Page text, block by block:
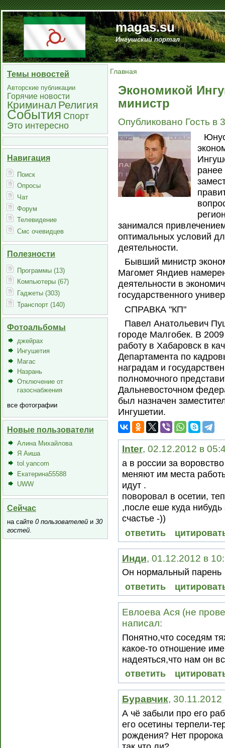
magas.su
Ингушский портал
Темы новостей
Авторские публикации
Горячие новости
Криминал Религия
События Спорт
Это интересно
Навигация
Поиск
Опросы
Чат
Форум
Телевидение
Смс очевидцев
Полезности
Программы (13)
Компьютеры (67)
Гаджеты (303)
Транспорт (140)
Фотоальбомы
джейрах
Ингушетия
Магас
Назрань
Отключение от
газоснабжения
все фотографии
Новые пользователи
Алина Михайлова
Я Аиша
tol.yancom
Екатерина55588
UWW
Сейчас
на сайте 0 пользователей и 30
гостей.
Главная
Экономикой
министр
Опубликовано Гость в
занимался
оптимальных условий
деятельности.
Бывший министр
Магомет Яндиев
деятельности в
государственного
СПРАВКА "КП"
Павел Анатольевич
городе Малгобек. В
работу в Хабаровск в
Департамента по
наградам и
полномочного
Дальневосточном
был назначен
Ингушетии.
Inter, 02.12.2012 в
а в россии за
меняют им места
идут .
поворовал в осетии,
,после еше куда нибудь
счастье -))
ответить
Инди, 01.12.2012 в
Он нормальный парень
ответить
Евлоева Ася (не
написал:
Понятно,что соседям
какое-то отношение
надеяться,что нам он
ответить
Буравчик, 30.11.2012
А чё забыли про его
его осетины терпели-
рождения? Нет пророка